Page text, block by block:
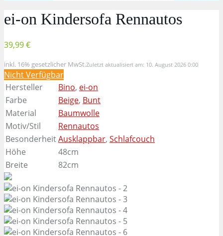
ei-on Kindersofa Rennautos
39,99 €
inkl. 16% gesetzlicher MwSt.Zuletzt aktualisiert am: 10. August 2026 0:00
Nicht Verfügbar
Hersteller
Bino, ei-on
Farbe
Beige, Bunt
Material
Baumwolle
Motiv/Stil
Rennautos
BesonderheitAusklappbar, Schlafcouch
Höhe
48cm
Breite
82cm